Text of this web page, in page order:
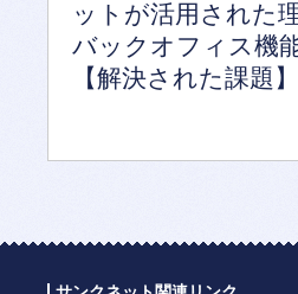
ットが活用された
バックオフィス機
【解決された課題